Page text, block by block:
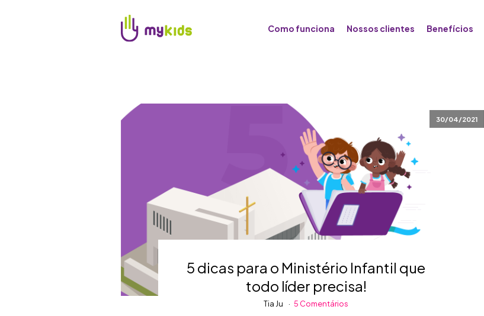
Como funciona Nossos clientes Benefícios
30/04/2021
5 dicas para o Ministério Infantil que
todo líder precisa!
Tia Ju 5 Comentários